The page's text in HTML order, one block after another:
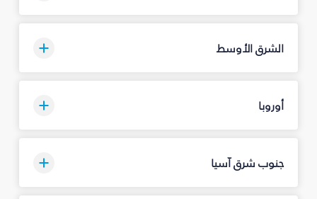
الشرق الأوسط
أوروبا
جنوب شرق آسيا